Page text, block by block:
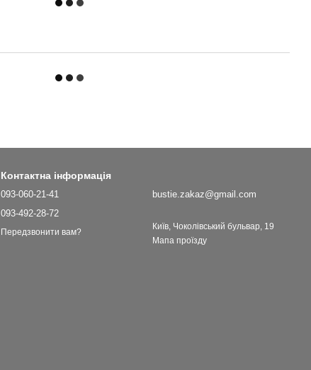
Контактна інформація
093-060-21-41
093-492-28-72
Передзвонити вам?
bustie.zakaz@gmail.com
Київ, Чоколівський бульвар, 19
Мапа проїзду